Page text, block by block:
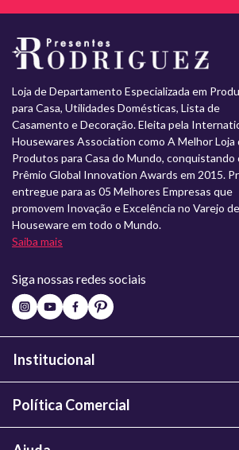
Loja de Departamento Especializada em
para Casa, Utilidades Domésticas, Lista de
Casamento e Decoração. Eleita pela
Housewares Association como A Melhor Loja
Produtos para Casa do Mundo, conquistando
Prêmio Global Innovation Awards em 2015.
entregue para as 05 Melhores Empresas que
promovem Inovação e Excelência no Varejo de
Houseware em todo o Mundo.
Saiba mais
Siga nossas redes sociais
Institucional
Política Comercial